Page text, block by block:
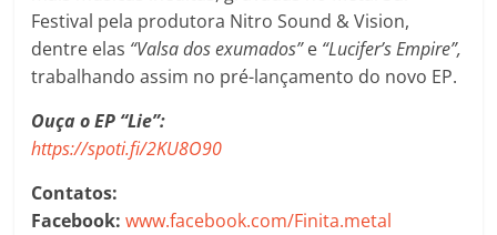
Festival pela produtora Nitro Sound & Vision,
dentre elas “Valsa dos exumados”e “Lucifer’s Empire”,
trabalhando assim no pré-lançamento do novo EP.
Ouça o EP “Lie”:
https://spoti.fi/2KU8O90
Contatos:
Facebook:www.facebook.com/Finita.metal